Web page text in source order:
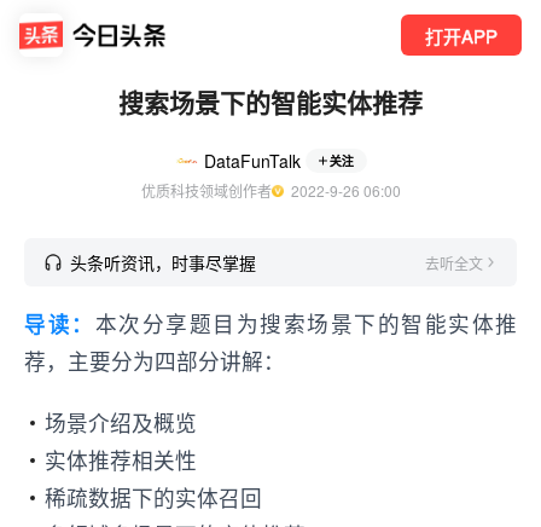
打开APP
搜索场景下的智能实体推荐
DataFunTalk 关注
优质科技领域创作者
  2022-9-26 06:00
头条听资讯，时事尽掌握 去听全文
导读： 本次分享题目为搜索场景下的智能实体推
荐，主要分为四部分讲解：
场景介绍及概览
实体推荐相关性
稀疏数据下的实体召回